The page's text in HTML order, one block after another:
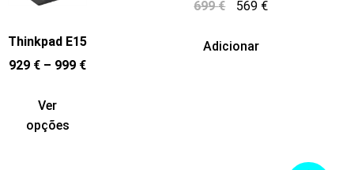
Thinkpad E15
929 € – 999 €
Ver
opções
699€ 569 €
Adicionar